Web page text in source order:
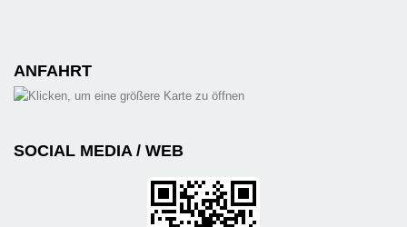
ANFAHRT
SOCIAL MEDIA / WEB